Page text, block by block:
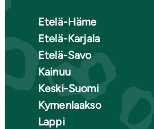
Etelä-Häme
Etelä-Karjala
Etelä-Savo
Kainuu
Keski-Suomi
Kymenlaakso
Lappi